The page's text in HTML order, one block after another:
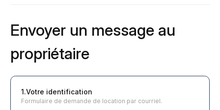
Envoyer un message au
propriétaire
Formulaire de demande de location par courriel.
1.Votre identification